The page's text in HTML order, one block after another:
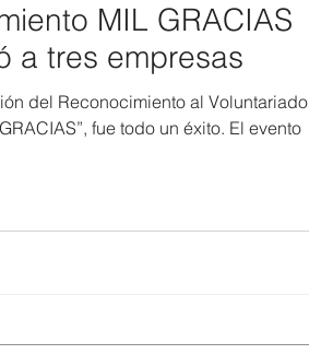
MIL GRACIAS
a tres empresas
del Reconocimiento al Voluntariado
fue todo un éxito. El evento